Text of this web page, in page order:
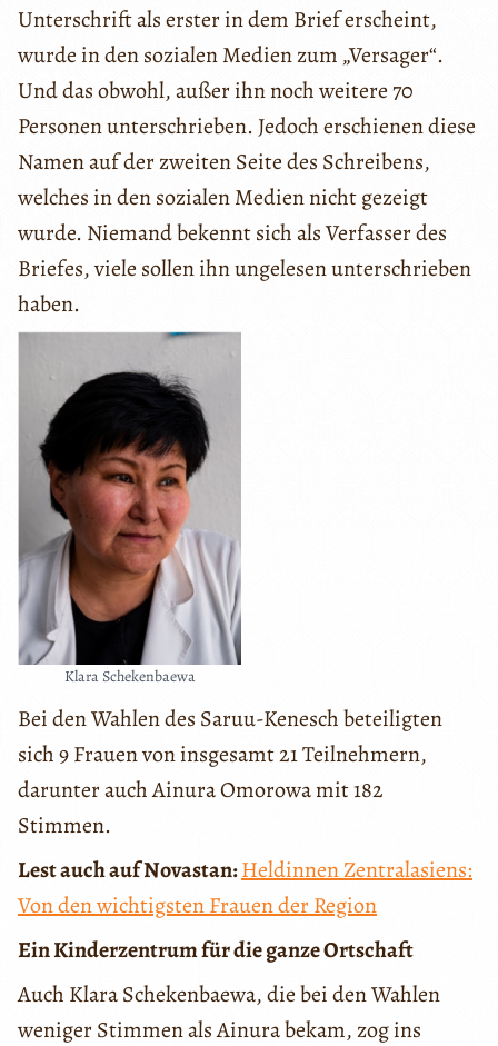
Unterschrift als erster in dem Brief erscheint,
wurde in den sozialen Medien zum „Versager“.
Und das obwohl, außer ihn noch weitere 70
Personen unterschrieben. Jedoch erschienen diese
Namen auf der zweiten Seite des Schreibens,
welches in den sozialen Medien nicht gezeigt
wurde. Niemand bekennt sich als Verfasser des
Briefes, viele sollen ihn ungelesen unterschrieben
haben.
Klara Schekenbaewa
Bei den Wahlen des Saruu-Kenesch beteiligten
sich 9 Frauen von insgesamt 21 Teilnehmern,
darunter auch Ainura Omorowa mit 182
Stimmen.
Lest auch auf Novastan:Heldinnen Zentralasiens:
Von den wichtigsten Frauen der Region
Ein Kinderzentrum für die ganze Ortschaft
Auch Klara Schekenbaewa, die bei den Wahlen
weniger Stimmen als Ainura bekam, zog ins